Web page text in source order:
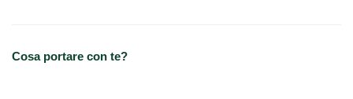
Cosa portare con te?